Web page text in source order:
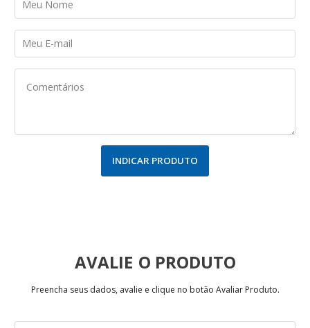
INDICAR PRODUTO
AVALIE
Preencha seus dados, avalie e clique no botão Avaliar Produto.